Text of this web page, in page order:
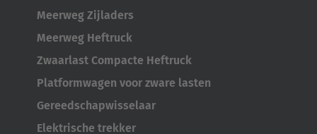
Japan
Japanese
Meerweg Zijladers
Meerweg Heftruck
Zwaarlast Compacte Heftruck
Platformwagen voor zware lasten
Gereedschapwisselaar
Elektrische trekker